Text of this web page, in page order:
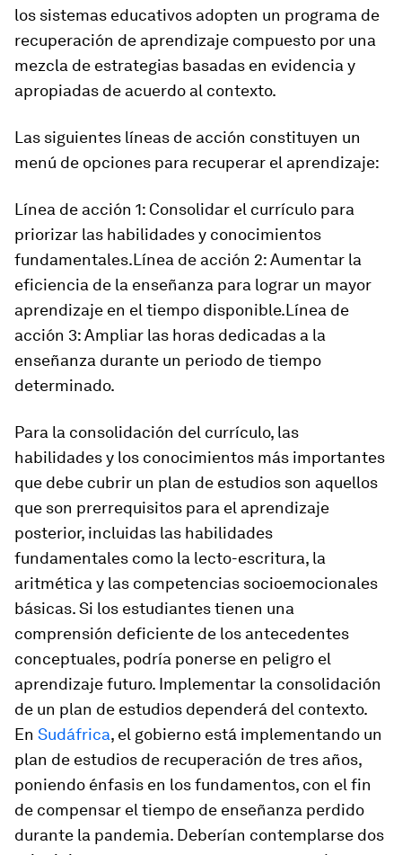
los sistemas educativos adopten un programa de
recuperación de aprendizaje compuesto por una
mezcla de estrategias basadas en evidencia y
apropiadas de acuerdo al contexto.
Las siguientes líneas de acción constituyen un
menú de opciones para recuperar el aprendizaje:
Línea de acción 1: Consolidar el currículo para
priorizar las habilidades y conocimientos
fundamentales.Línea de acción 2:Aumentar la
eficiencia de la enseñanza para lograr un mayor
aprendizaje en el tiempo disponible.Línea de
acción 3:Ampliar las horas dedicadas a la
enseñanza durante un periodo de tiempo
determinado.
Para la consolidación del currículo, las
habilidades y los conocimientos más importantes
que debe cubrir un plan de estudios son aquellos
que son prerrequisitos para el aprendizaje
posterior, incluidas las habilidades
fundamentales como la lecto-escritura, la
aritmética y las competencias socioemocionales
básicas. Si los estudiantes tienen una
comprensión deficiente de los antecedentes
conceptuales, podría ponerse en peligro el
aprendizaje futuro. Implementar la consolidación
de un plan de estudios dependerá del contexto.
En Sudáfrica, el gobierno está implementando un
plan de estudios de recuperación de tres años,
poniendo énfasis en los fundamentos, con el fin
de compensar el tiempo de enseñanza perdido
durante la pandemia. Deberían contemplarse dos